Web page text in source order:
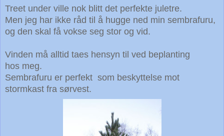
Treet under ville nok blitt det perfekte juletre.
Men jeg har ikke råd til å hugge ned min sembrafuru,
og den skal få vokse seg stor og vid.
Vinden må alltid taes hensyn til ved beplanting
hos meg.
Sembrafuru er perfekt som beskyttelse mot
stormkast fra sørvest.